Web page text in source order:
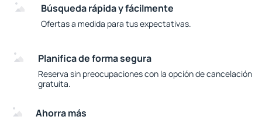
Búsqueda rápida y fácilmente
Ofertas a medida para tus expectativas.
Planifica de forma segura
Reserva sin preocupaciones con la opción de cancelación
gratuita.
Ahorra más